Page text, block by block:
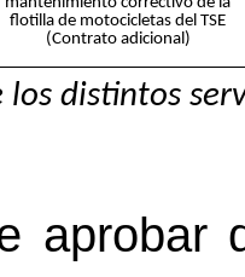
flotilla de motocicletas del TSE
(Contrato adicional)
los distintos
aprobar